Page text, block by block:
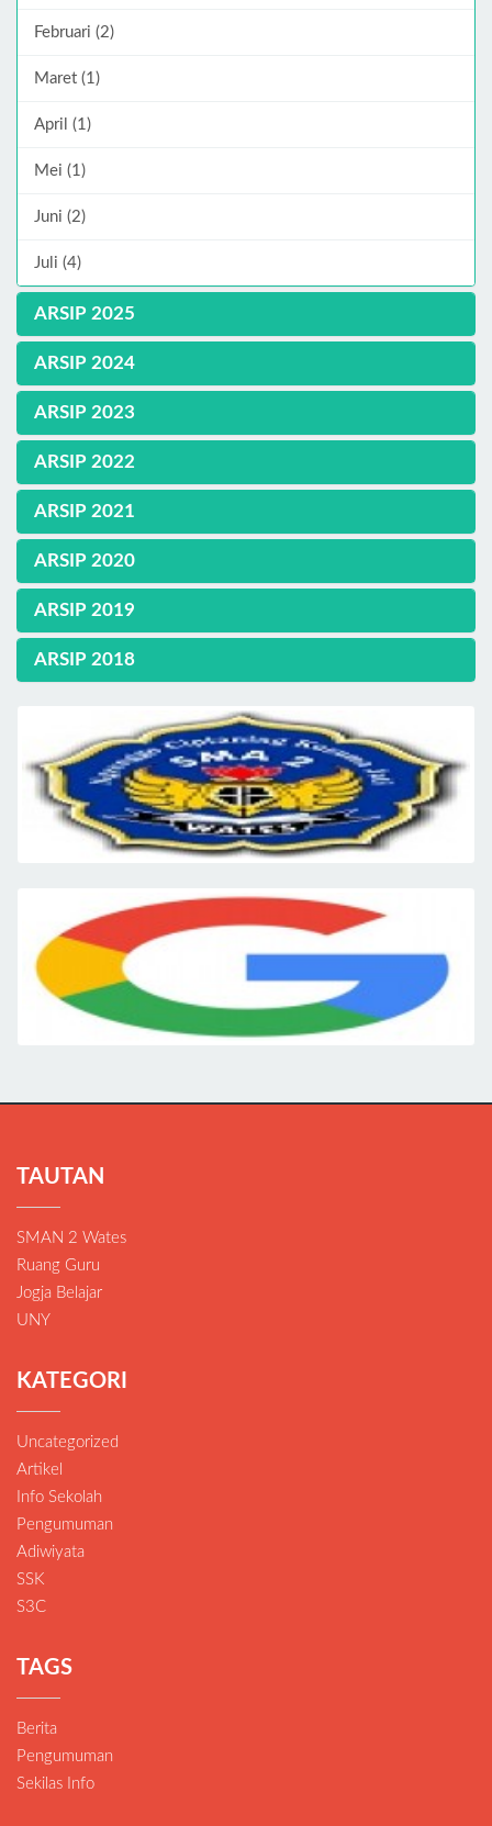
Februari (2)
Maret (1)
April (1)
Mei (1)
Juni (2)
Juli (4)
ARSIP 2025
ARSIP 2024
ARSIP 2023
ARSIP 2022
ARSIP 2021
ARSIP 2020
ARSIP 2019
ARSIP 2018
TAUTAN
SMAN 2 Wates
Ruang Guru
Jogja Belajar
UNY
KATEGORI
Uncategorized
Artikel
Info Sekolah
Pengumuman
Adiwiyata
SSK
S3C
TAGS
Berita
Pengumuman
Sekilas Info